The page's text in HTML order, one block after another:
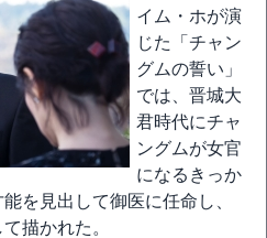
イム・ホが演
じた「チャン
グムの誓い」
では、晋城大
君時代にチャ
ングムが女官
になるきっか
を見出して御医に任命し、
描かれた。